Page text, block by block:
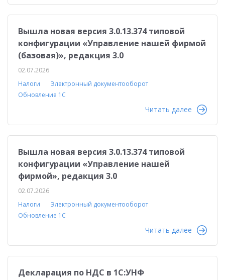
Вышла новая версия 3.0.13.374 типовой
конфигурации «Управление нашей фирмой
(базовая)», редакция 3.0
02.07.2026
Налоги
Электронный документооборот
Обновление 1С
Читать далее
Вышла новая версия 3.0.13.374 типовой
конфигурации «Управление нашей
фирмой», редакция 3.0
02.07.2026
Налоги
Электронный документооборот
Обновление 1С
Читать далее
Декларация по НДС в 1С:УНФ